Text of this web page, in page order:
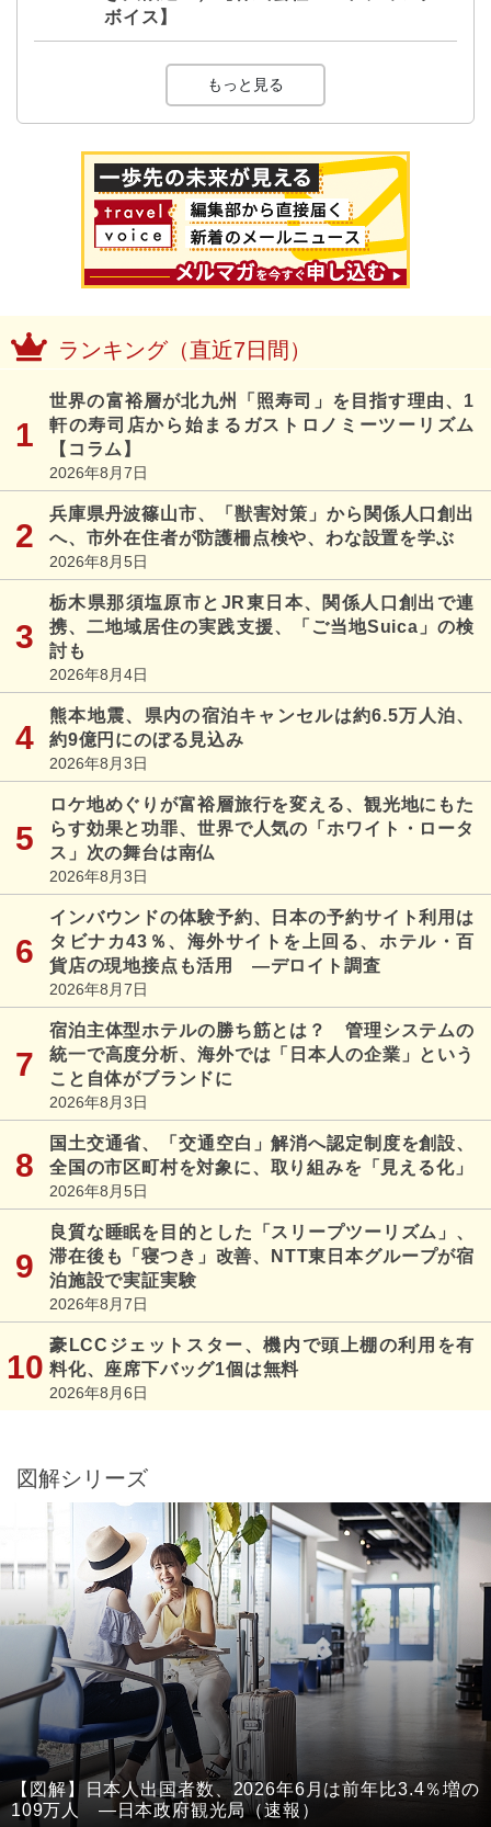
ボイス】
もっと見る
ランキング（直近7日間）
世界の富裕層が北九州「照寿司」を目指す理由、1
軒の寿司店から始まるガストロノミーツーリズム
【コラム】
2026年8月7日
兵庫県丹波篠山市、「獣害対策」から関係人口創出
へ、市外在住者が防護柵点検や、わな設置を学ぶ
2026年8月5日
栃木県那須塩原市とJR東日本、関係人口創出で連
携、二地域居住の実践支援、「ご当地Suica」の検
討も
2026年8月4日
熊本地震、県内の宿泊キャンセルは約6.5万人泊、
約9億円にのぼる見込み
2026年8月3日
ロケ地めぐりが富裕層旅行を変える、観光地にもた
らす効果と功罪、世界で人気の「ホワイト・ロータ
ス」次の舞台は南仏
2026年8月3日
インバウンドの体験予約、日本の予約サイト利用は
タビナカ43％、海外サイトを上回る、ホテル・百
貨店の現地接点も活用 ―デロイト調査
2026年8月7日
宿泊主体型ホテルの勝ち筋とは？ 管理システムの
統一で高度分析、海外では「日本人の企業」という
こと自体がブランドに
2026年8月3日
国土交通省、「交通空白」解消へ認定制度を創設、
全国の市区町村を対象に、取り組みを「見える化」
2026年8月5日
良質な睡眠を目的とした「スリープツーリズム」、
滞在後も「寝つき」改善、NTT東日本グループが宿
泊施設で実証実験
2026年8月7日
豪LCCジェットスター、機内で頭上棚の利用を有
料化、座席下バッグ1個は無料
2026年8月6日
図解シリーズ
【図解】日本人出国者数、2026年6月は前年比3.4％増の
109万人 ―日本政府観光局（速報）